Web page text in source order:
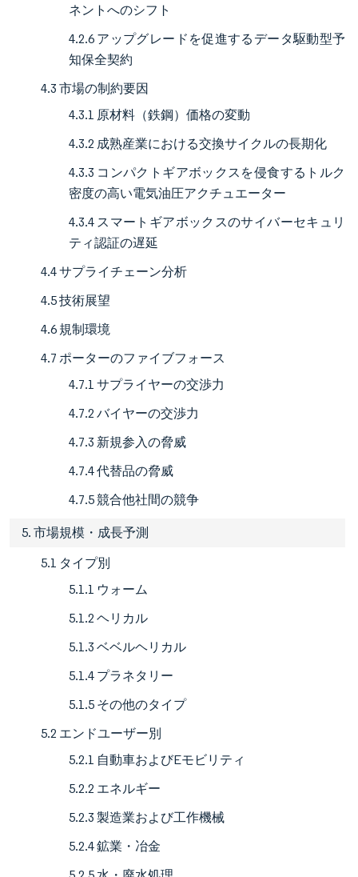
ネントへのシフト
4.2.6 アップグレードを促進するデータ駆動型予
知保全契約
4.3 市場の制約要因
4.3.1 原材料（鉄鋼）価格の変動
4.3.2 成熟産業における交換サイクルの長期化
4.3.3 コンパクトギアボックスを侵食するトルク
密度の高い電気油圧アクチュエーター
4.3.4 スマートギアボックスのサイバーセキュリ
ティ認証の遅延
4.4 サプライチェーン分析
4.5 技術展望
4.6 規制環境
4.7 ポーターのファイブフォース
4.7.1 サプライヤーの交渉力
4.7.2 バイヤーの交渉力
4.7.3 新規参入の脅威
4.7.4 代替品の脅威
4.7.5 競合他社間の競争
5. 市場規模・成長予測
5.1 タイプ別
5.1.1 ウォーム
5.1.2 ヘリカル
5.1.3 ベベルヘリカル
5.1.4 プラネタリー
5.1.5 その他のタイプ
5.2 エンドユーザー別
5.2.1 自動車およびEモビリティ
5.2.2 エネルギー
5.2.3 製造業および工作機械
5.2.4 鉱業・冶金